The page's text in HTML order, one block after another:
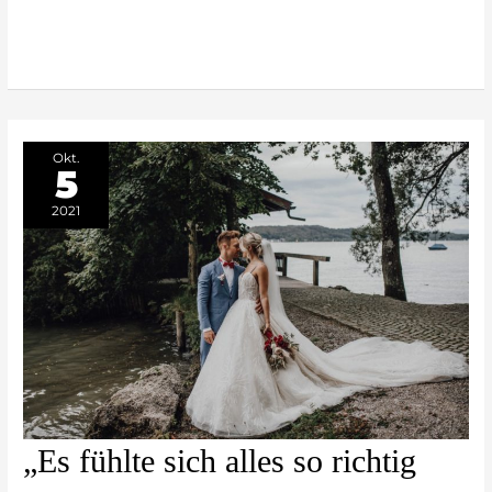
Okt.
5
2021
„Es fühlte sich alles so richtig
„Es
fühlte